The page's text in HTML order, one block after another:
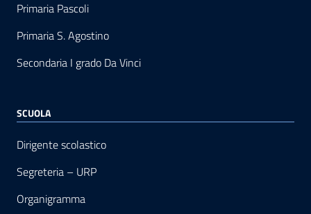
Primaria Pascoli
Primaria S. Agostino
Secondaria I grado Da Vinci
SCUOLA
Dirigente scolastico
Segreteria – URP
Organigramma